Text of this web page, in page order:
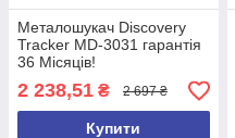
Металошукач Discovery
Tracker MD-3031 гарантія
36 Місяців!
2 238,51 ₴ 2 697 ₴
Купити